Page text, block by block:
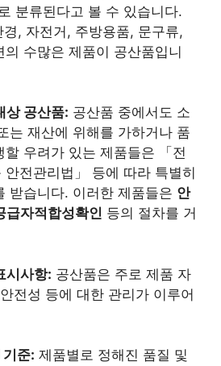
분류된다고 볼 수 있습니다.
, 자전거, 주방용품, 문구류,
수많은 제품이 공산품입니
상 공산품: 공산품 중에서도 소
는 재산에 위해를 가하거나 품
우려가 있는 제품들은 「전
전관리법」 등에 따라 특별히
받습니다. 이러한 제품들은 안
급자적합성확인 등의 절차를 거
시사항: 공산품은 주로 제품 자
전성 등에 대한 관리가 이루어
기준: 제품별로 정해진 품질 및